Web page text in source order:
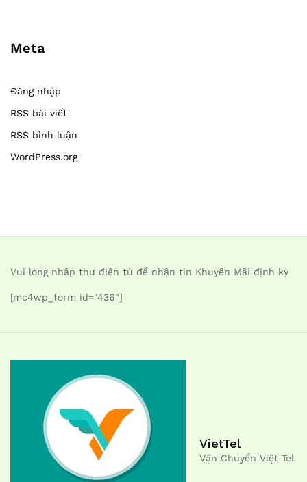
Meta
Đăng nhập
RSS bài viết
RSS bình luận
WordPress.org
Vui lòng nhập thư điện tử để nhận tin Khuyến Mãi định kỳ
[mc4wp_form id="436"]
VietTel
Vận Chuyển Việt Tel